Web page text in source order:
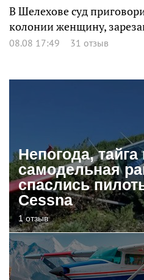
В Шелехове суд
колонии женщину,
08.08 17:49 31 отзыв
Непогода, тайга
самодельная
спаслись
Cessna
1 отзыв